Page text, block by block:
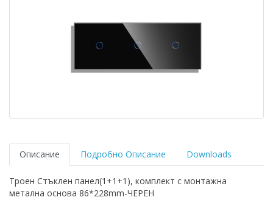
Описание Подробно Описание Downloads
Троен Стъклен панел(1+1+1), комплект с монтажна
метална основа 86*228mm-ЧЕРЕН